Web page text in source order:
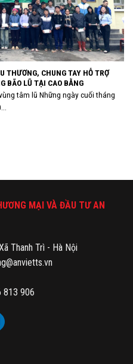
THƯƠNG, CHUNG TAY HỖ TRỢ
BÃO LŨ TẠI CAO BẰNG
tâm lũ Những ngày cuối tháng
MẠI VÀ ĐẦU TƯ AN
Thanh Trì - Hà Nội
813 906